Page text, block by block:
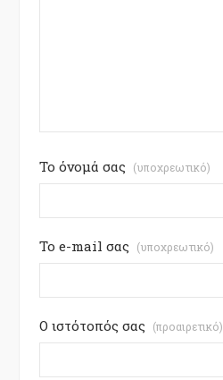
Το όνομά σας (υποχρεωτικό)
Το e-mail σας (υποχρεωτικό)
Ο ιστότοπός σας (προαιρετικό)